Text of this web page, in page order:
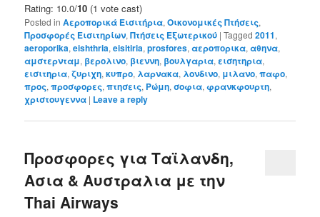
Rating: 10.0/10 (1 vote cast)
Posted in Αεροπορικά Εισιτήρια,Οικονομικές Πτήσεις,
Προσφορές Εισιτηρίων,Πτήσεις Εξωτερικού |Tagged 2011,
aeroporika,eishthria,eisitiria,prosfores,αεροπορικα,αθηνα,
αμστερνταμ, βερολινο, βιεννη, βουλγαρια,εισητηρια,
εισιτηρια,ζυριχη,κυπρο, λαρνακα, λονδινο, μιλανο,παφο,
προς,προσφορες,πτησεις, Ρώμη,σοφια,φρανκφουρτη,
χριστουγεννα | Leave a reply
Προσφορες για Ταϊλανδη,
Ασια & Αυστραλια με την
Thai Airways